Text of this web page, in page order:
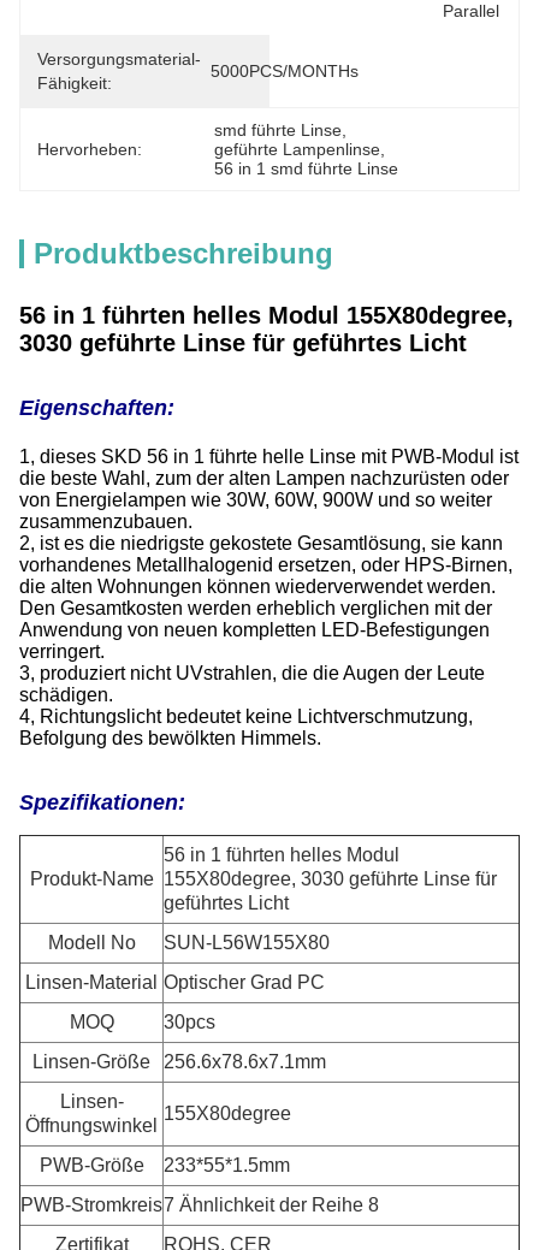
Parallel
Versorgungsmaterial-
Fähigkeit:
5000PCS/MONTHs
Hervorheben:
smd führte Linse
geführte Lampenlinse
56 in 1 smd führte Linse
Produktbeschreibung
56 in 1 führten helles Modul 155X80degree,
3030 geführte Linse für geführtes Licht
Eigenschaften:
1, dieses SKD 56 in 1 führte helle Linse mit PWB-Modul ist
die beste Wahl, zum der alten Lampen nachzurüsten oder
von Energielampen wie 30W, 60W, 900W und so weiter
zusammenzubauen.
2, ist es die niedrigste gekostete Gesamtlösung, sie kann
vorhandenes Metallhalogenid ersetzen, oder HPS-Birnen,
die alten Wohnungen können wiederverwendet werden.
Den Gesamtkosten werden erheblich verglichen mit der
Anwendung von neuen kompletten LED-Befestigungen
verringert.
3, produziert nicht UVstrahlen, die die Augen der Leute
schädigen.
4, Richtungslicht bedeutet keine Lichtverschmutzung,
Befolgung des bewölkten Himmels.
Spezifikationen:
Produkt-Name
56 in 1 führten helles Modul
155X80degree, 3030 geführte Linse für
geführtes Licht
Modell No
SUN-L56W155X80
Linsen-Material Optischer Grad PC
MOQ
30pcs
Linsen-Größe
256.6x78.6x7.1mm
Linsen-
Öffnungswinkel
155X80degree
PWB-Größe
233*55*1.5mm
PWB-Stromkreis7 Ähnlichkeit der Reihe 8
Zertifikat
ROHS, CER